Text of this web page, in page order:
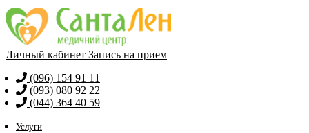
Личный кабинет Запись на прием
(096) 154 91 11
(093) 080 92 22
(044) 364 40 59
Услуги